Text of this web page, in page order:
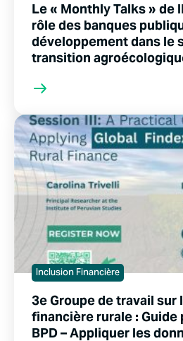
Le « Monthly Talks » de
rôle des banques
développement dans le
transition
Inclusion Financière
3e Groupe de travail sur
financière rurale :
BPD – Appliquer les